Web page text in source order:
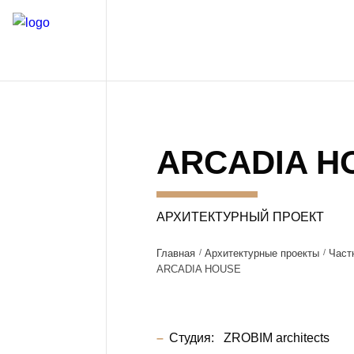
ARCADIA
АРХИТЕКТУРНЫЙ ПРОЕКТ
Главная Архитектурные проекты
ARCADIA HOUSE
Студия: ZROBIM architects